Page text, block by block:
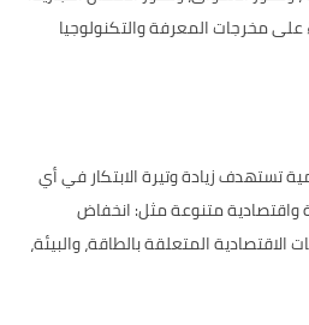
على مخرجات المعرفة والتكنولوجيا
تستهدف زيادة وتيرة الابتكار في أي
واقتصادية متنوعة مثل: انخفاض
الاقتصادية المتعلقة بالطاقة، والبيئة،